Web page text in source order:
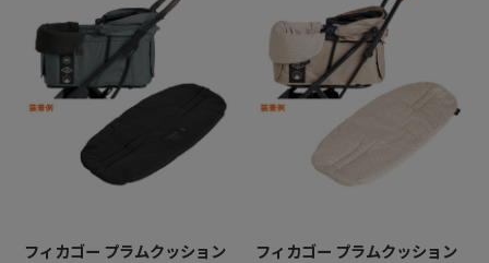
フィカゴー プラムクッション
フィカゴー プラムクッション